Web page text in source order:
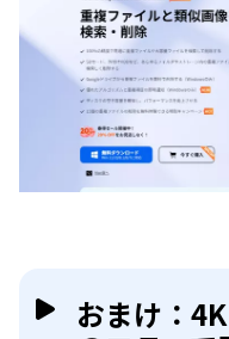
おまけ：